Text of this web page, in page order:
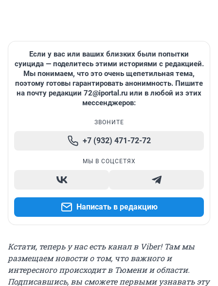
Если у вас или ваших близких были попытки
суицида — поделитесь этими историями с редакцией.
Мы понимаем, что это очень щепетильная тема,
поэтому готовы гарантировать анонимность. Пишите
на почту редакции 72@iportal.ru или в любой из этих
мессенджеров:
ЗВОНИТЕ
+7 (932) 471-72-72
МЫ В СОЦСЕТЯХ
Написать в редакцию
Кстати, теперь у нас есть канал в Viber! Там мы
размещаем новости о том, что важного и
интересного происходит в Тюмени и области.
Подписавшись, вы сможете первыми узнавать эту